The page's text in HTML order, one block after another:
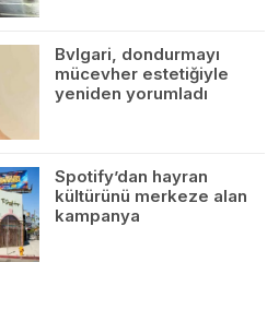
Bvlgari, dondurmayı
mücevher estetiğiyle
yeniden yorumladı
Spotify’dan hayran
kültürünü merkeze alan
kampanya